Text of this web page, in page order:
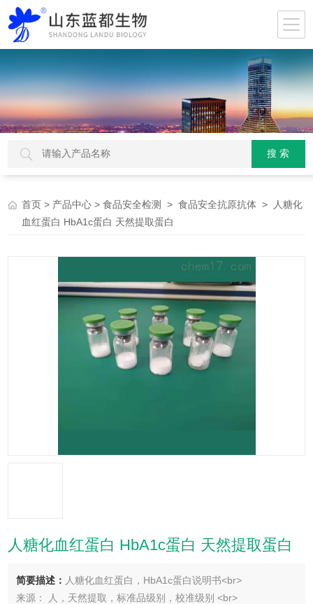
首页 > 产品中心 >食品安全检测 >食品安全抗原抗体 > 人糖化
血红蛋白 HbA1c蛋白 天然提取蛋白
人糖化血红蛋白 HbA1c蛋白 天然提取蛋白
简要描述： 人糖化血红蛋白，HbA1c蛋白说明书<br>
来源： 人，天然提取，标准品级别，校准级别 <br>